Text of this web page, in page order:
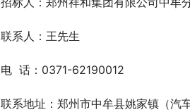
联系人：王先生
电  话：0371-62190012
联系地址：郑州市中牟县姚家镇（汽